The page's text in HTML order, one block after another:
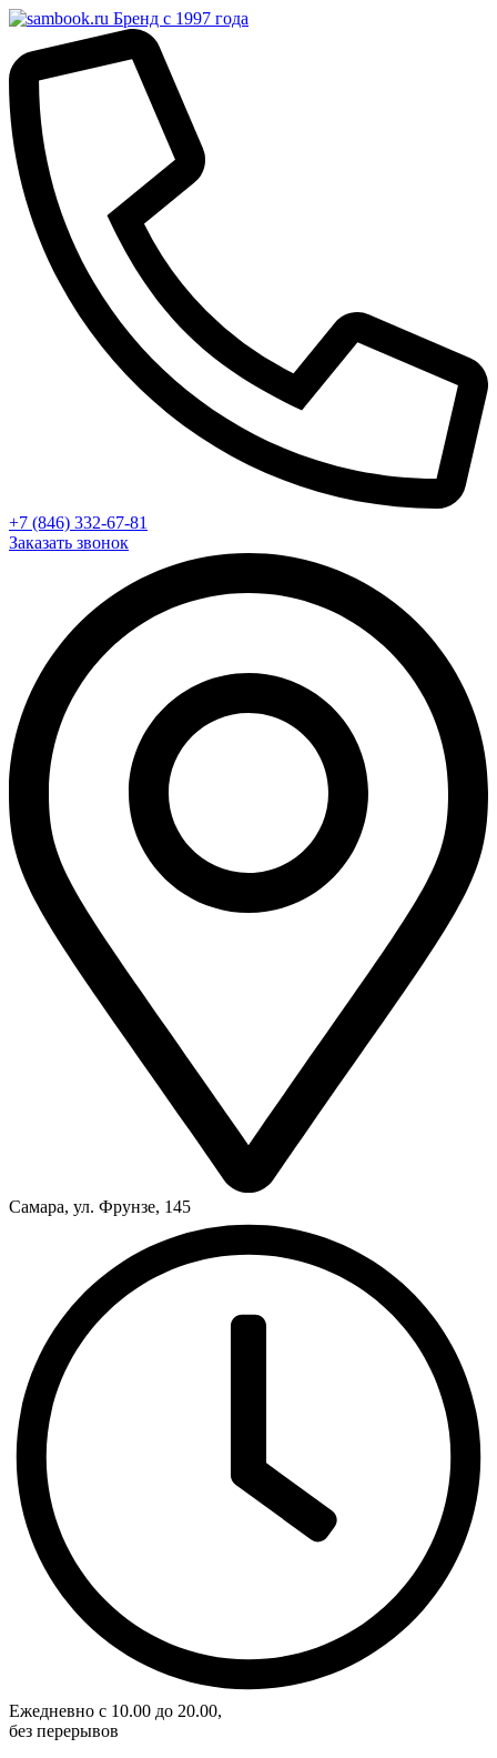
Бренд с 1997 года
+7 (846) 332-67-81
Заказать звонок
Самара, ул. Фрунзе, 145
Eжедневно с 10.00 до 20.00,
без перерывов